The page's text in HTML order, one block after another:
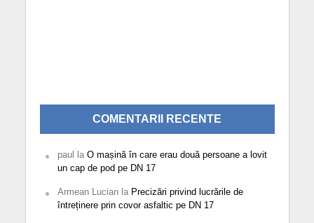
COMENTARII RECENTE
paul la O mașină în care erau două persoane a lovit
un cap de pod pe DN 17
Armean Lucianla Precizări privind lucrările de
întreținere prin covor asfaltic pe DN 17